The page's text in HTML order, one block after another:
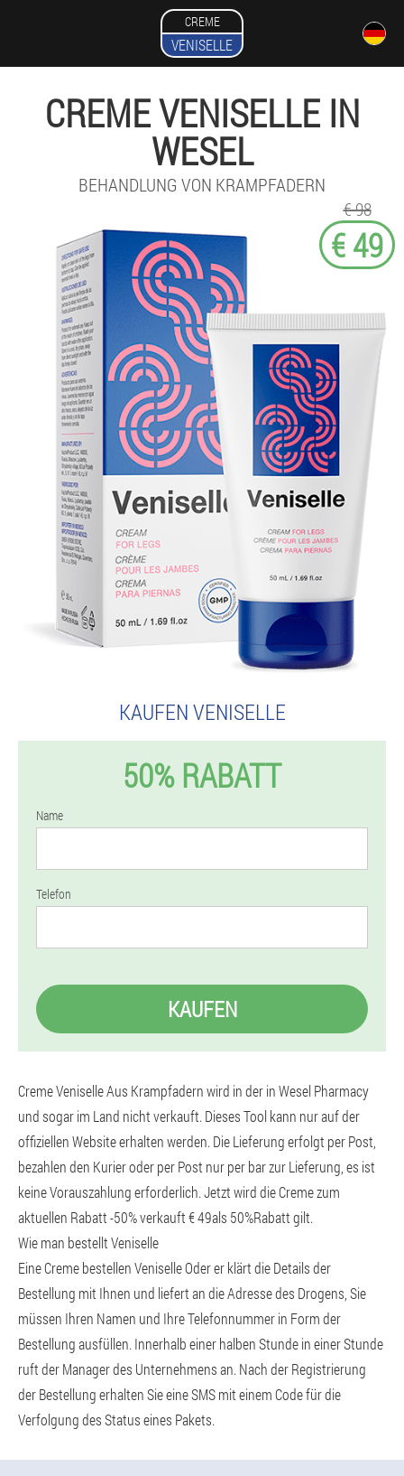
CREME
VENISELLE
CREME VENISELLE IN
WESEL
BEHANDLUNG VON KRAMPFADERN
€ 98
€ 49
KAUFEN VENISELLE
50% RABATT
Name
Telefon
KAUFEN
Creme Veniselle Aus Krampfadern wird in der in Wesel Pharmacy
und sogar im Land nicht verkauft. Dieses Tool kann nur auf der
offiziellen Website erhalten werden. Die Lieferung erfolgt per Post,
bezahlen den Kurier oder per Post nur per bar zur Lieferung, es ist
keine Vorauszahlung erforderlich. Jetzt wird die Creme zum
aktuellen Rabatt -50% verkauft € 49als 50%Rabatt gilt.
Wie man bestellt Veniselle
Eine Creme bestellen Veniselle Oder er klärt die Details der
Bestellung mit Ihnen und liefert an die Adresse des Drogens, Sie
müssen Ihren Namen und Ihre Telefonnummer in Form der
Bestellung ausfüllen. Innerhalb einer halben Stunde in einer Stunde
ruft der Manager des Unternehmens an. Nach der Registrierung
der Bestellung erhalten Sie eine SMS mit einem Code für die
Verfolgung des Status eines Pakets.